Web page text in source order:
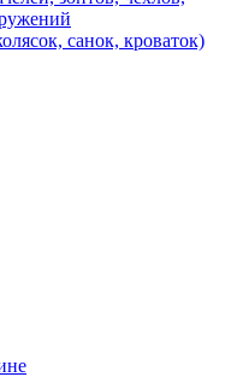
санок, кроваток)